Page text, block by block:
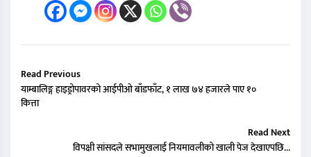
Read Previous
याम्बालिङ्ग हाइड्रोपावरको आईपीओ बाँडफाँट, १ लाख ७४ हजारले पाए १०
कित्ता
Read Next
विपक्षी सांसदले सभामुखलाई नियमावलीको खाली पेज देखाएपछि…